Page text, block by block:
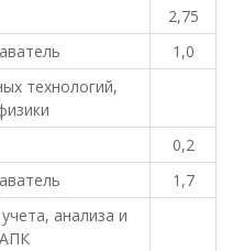
2,75
1,0
технологий,
0,2
1,7
анализа и